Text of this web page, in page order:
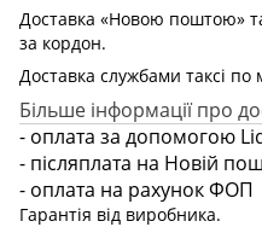
Доставка «Новою поштою»
за кордон.
Доставка службами таксі по
Більше інформації про
- оплата за допомогою
- післяплата на Новій
- оплата на рахунок ФОП
Гарантія від виробника.